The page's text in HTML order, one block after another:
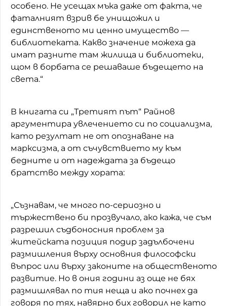
особено. Не усещах мъка даже от факта, че
фаталният взрив бе унищожил и
единственото ми ценно имущество —
библиотеката. Какво значение можеха да
имат разните там жилища и библиотеки,
щом в борбата се решаваше бъдещето на
света.“
В книгата си „Третият път“ Райнов
аргументира увлечението си по социализма,
като резултат не от опознаване на
марксизма, а от съчувствието му към
бедните и от надеждата за бъдещо
братство между хората:
„Съзнавам, че много по-сериозно и
тържествено би прозвучало, ако кажа, че съм
разрешил съдбоносния проблем за
житейската позиция подир задълбочени
размишления върху основния философски
въпрос или върху законите на общественото
развитие. Но в ония години аз още не бях
размишлявал по тия неща и ако почнех да
говоря по тях, навярно бих говорил не като